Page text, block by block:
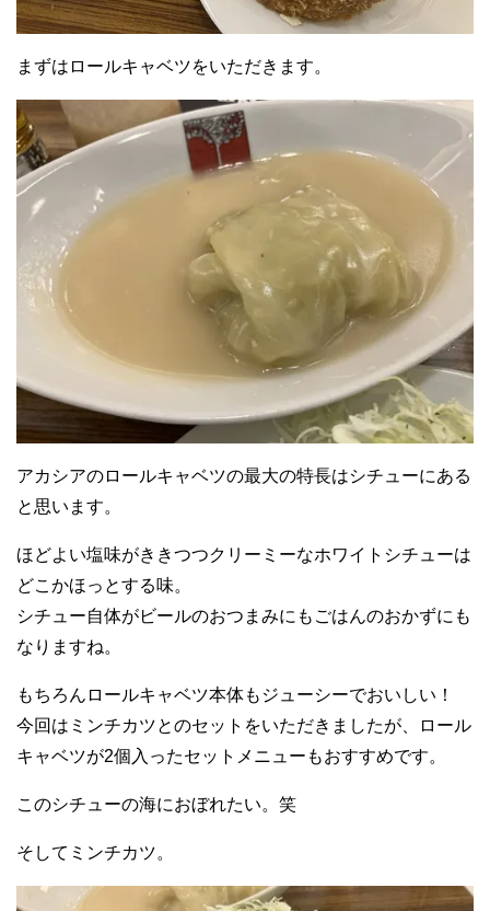
まずはロールキャベツをいただきます。
アカシアのロールキャベツの最大の特長はシチューにある
と思います。
ほどよい塩味がききつつクリーミーなホワイトシチューは
どこかほっとする味。
シチュー自体がビールのおつまみにもごはんのおかずにも
なりますね。
もちろんロールキャベツ本体もジューシーでおいしい！
今回はミンチカツとのセットをいただきましたが、ロール
キャベツが2個入ったセットメニューもおすすめです。
このシチューの海におぼれたい。笑
そしてミンチカツ。